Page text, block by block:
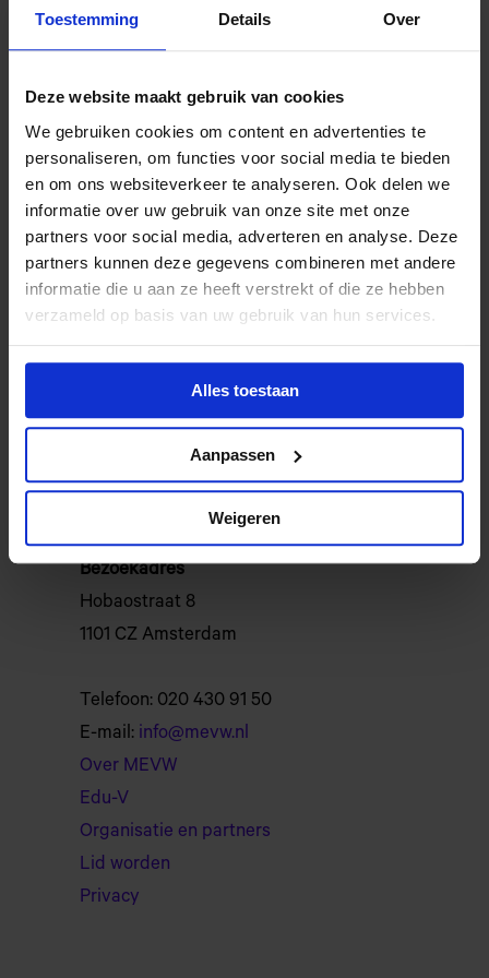
Toestemming Details Over
Deze website maakt gebruik van cookies
We gebruiken cookies om content en advertenties te
personaliseren, om functies voor social media te bieden
en om ons websiteverkeer te analyseren. Ook delen we
informatie over uw gebruik van onze site met onze
partners voor social media, adverteren en analyse. Deze
partners kunnen deze gegevens combineren met andere
informatie die u aan ze heeft verstrekt of die ze hebben
verzameld op basis van uw gebruik van hun services.
Alles toestaan
Aanpassen
Weigeren
Website: https://beatsnbits.nl/
Bezoekadres
Hobaostraat 8
1101 CZ Amsterdam
Telefoon: 020 430 91 50
E-mail: info@mevw.nl
Over MEVW
Edu-V
Organisatie en partners
Lid worden
Privacy